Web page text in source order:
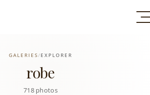
GALERIES/EXPLORER
robe
718 photos